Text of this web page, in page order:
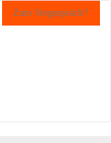
Zum Vorgespräch!!